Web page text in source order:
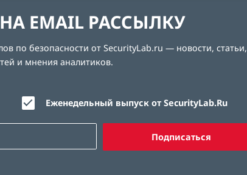
EMAIL РАССЫЛКУ
по безопасности от SecurityLab.ru — новости, статьи,
и мнения аналитиков.
Еженедельный выпуск от SecurityLab.Ru
Подписаться